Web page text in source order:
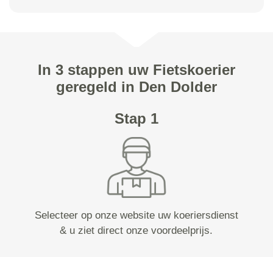
In 3 stappen uw Fietskoerier
geregeld in Den Dolder
Stap 1
Selecteer op onze website uw koeriersdienst
& u ziet direct onze voordeelprijs.